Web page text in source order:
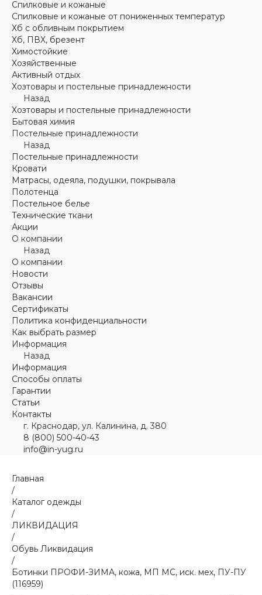
Спилковые и кожаные
Спилковые и кожаные от пониженных температур
Хб с обливным покрытием
Хб, ПВХ, брезент
Химостойкие
Хозяйственные
Активный отдых
Хозтовары и постельные принадлежности
Назад
Хозтовары и постельные принадлежности
Бытовая химия
Постельные принадлежности
Назад
Постельные принадлежности
Кровати
Матрасы, одеяла, подушки, покрывала
Полотенца
Постельное белье
Технические ткани
Акции
О компании
Назад
О компании
Новости
Отзывы
Вакансии
Сертификаты
Политика конфиденциальности
Как выбрать размер
Информация
Назад
Информация
Способы оплаты
Гарантии
Статьи
Контакты
г. Краснодар, ул. Калинина, д. 380
8 (800) 500-40-43
info@in-yug.ru
Главная
/
Каталог одежды
/
ЛИКВИДАЦИЯ
/
Обувь Ликвидация
/
Ботинки ПРОФИ-ЗИМА, кожа, МП МС, иск. мех, ПУ-ПУ
(116959)